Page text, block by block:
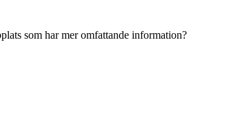
som har mer omfattande information?